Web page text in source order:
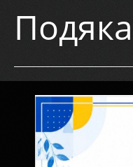
Подяка